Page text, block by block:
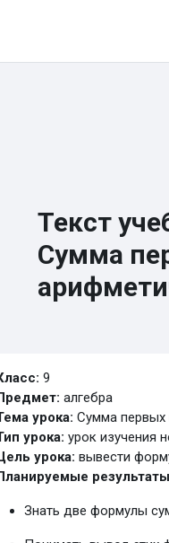
Текст
Сумма
условия
9
алгебра
урока: Сумма первых
урока: урок изучения
урока: вывести
Знать две формулы